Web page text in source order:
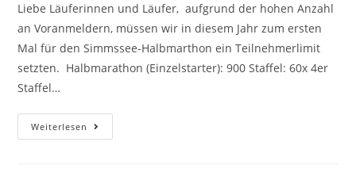
Liebe Läuferinnen und Läufer, aufgrund der hohen Anzahl
an Voranmeldern, müssen wir in diesem Jahr zum ersten
Mal für den Simmssee-Halbmarthon ein Teilnehmerlimit
setzten. Halbmarathon (Einzelstarter): 900 Staffel: 60x 4er
Staffel…
Weiterlesen